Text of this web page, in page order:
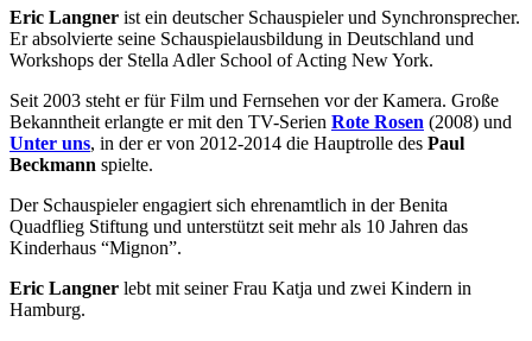
Eric Langner ist ein deutscher Schauspieler und Synchronsprecher.
Er absolvierte seine Schauspielausbildung in Deutschland und
Workshops der Stella Adler School of Acting New York.
Seit 2003 steht er für Film und Fernsehen vor der Kamera. Große
Bekanntheit erlangte er mit den TV-Serien Rote Rosen (2008) und
Unter uns, in der er von 2012-2014 die Hauptrolle des Paul
Beckmann spielte.
Der Schauspieler engagiert sich ehrenamtlich in der Benita
Quadflieg Stiftung und unterstützt seit mehr als 10 Jahren das
Kinderhaus “Mignon”.
Eric Langner lebt mit seiner Frau Katja und zwei Kindern in
Hamburg.